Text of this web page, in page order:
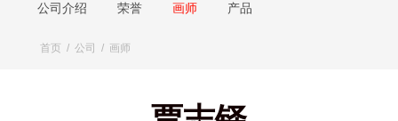
公司介绍 荣誉 画师 产品
首页 / 公司 / 画师